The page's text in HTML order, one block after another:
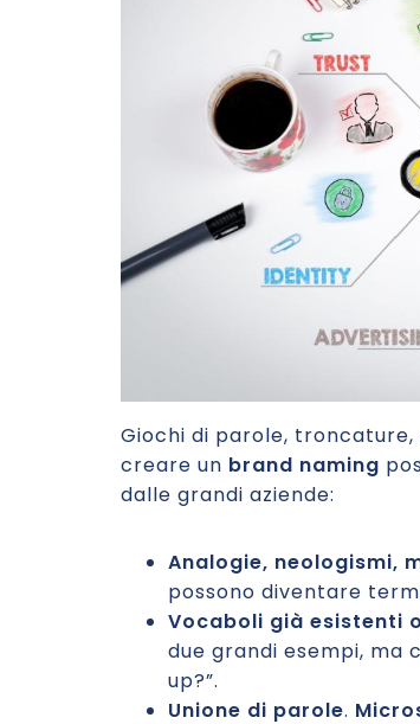
Giochi di parole,
creare un brand naming
dalle grandi aziende:
Analogie, neologismi,
possono diventare
Vocaboli già esistenti
due grandi esempi, ma
up?”.
Unione di parole.